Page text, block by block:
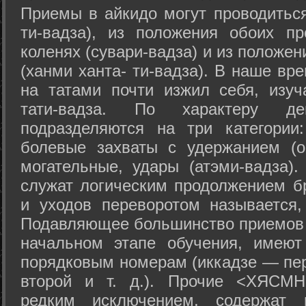
Приемы в айкидо могут
ти-вадза), из положения обоих
коленях (сувари-вадза) и из
(ханми ханта- ти-вадза). В наше
на татами почти изжил себя,
тати-вадза. По характеру
подразделяются на три
болевые захваты с удержанием
могательные, удары (атэми-
служат логическим продолжением
и уходов переворотом
Подавляющее большинство
начальном этапе обучения,
порядковым номерам (иккадзе —
второй и т. д.). Прочие
редким исключением, содержат